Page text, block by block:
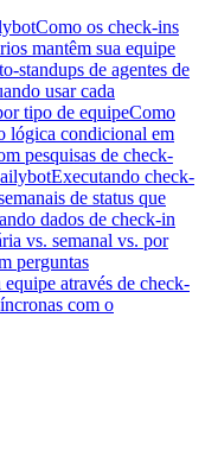
Como os check-ins
mantêm sua equipe
standups de agentes de
usar cada
tipo de equipeComo
lógica condicional em
pesquisas de check-
Executando check-
de status que
dados de check-in
vs. semanal vs. por
perguntas
através de check-
com o